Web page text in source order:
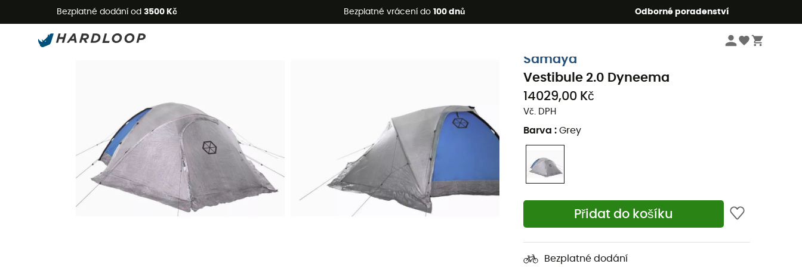
Bezplatné dodání od 3500 Kč Bezplatné vrácení do 100 dnů Odborné poradenství
Letní akce 🔥 -5 % EXTRA při nákupu 2 produktů* s kódem Summer5
Samaya
Vestibule 2.0 Dyneema
14029,00 Kč
Vč. DPH
Barva : Grey
Přidat do košíku
Bezplatné dodání